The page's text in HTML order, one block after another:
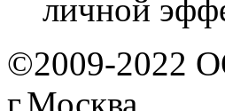
личной
©2009-2022
г.Москва